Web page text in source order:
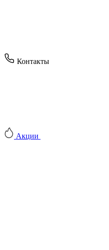
Контакты
Акции